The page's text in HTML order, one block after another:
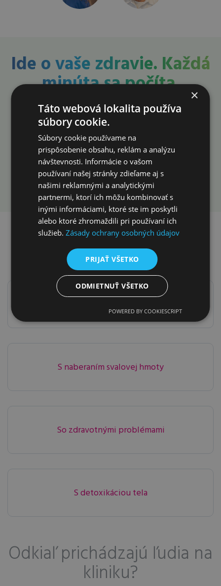
Ide o vaše zdravie. Každá
minúta sa počíta.
Konzultáciu
neodkladajte. Urobte
prvý krok už dnes!
Rezervovať konzultáciu
Ako vám môžeme
pomôcť v klinike?
S naberaním svalovej hmoty
So zdravotnými problémami
S detoxikáciou tela
Odkiaľ prichádzajú ľudia na
kliniku?
×
Táto webová lokalita používa
súbory cookie.
Súbory cookie používame na
prispôsobenie obsahu, reklám a analýzu
návštevnosti. Informácie o vašom
používaní našej stránky zdieľame aj s
našimi reklamnými a analytickými
partnermi, ktorí ich môžu kombinovať s
inými informáciami, ktoré ste im poskytli
alebo ktoré zhromaždili pri používaní ich
služieb.Zásady ochrany osobných údajov
PRIJAŤ VŠETKO
ODMIETNUŤ VŠETKO
POWERED BY COOKIESCRIPT